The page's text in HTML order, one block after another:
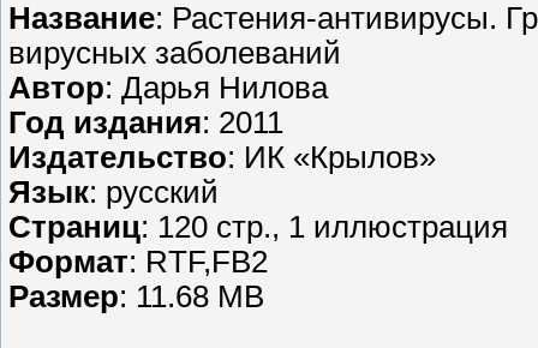
Название: Растения-антивирусы.
вирусных заболеваний
Автор: Дарья Нилова
Год издания: 2011
Издательство: ИК «Крылов»
Язык: русский
Страниц: 120 стр., 1 иллюстрация
Формат: RTF,FB2
Размер: 11.68 MB